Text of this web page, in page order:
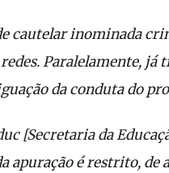
cautelar inominada
Paralelamente, já
da conduta do
[Secretaria da
apuração é restrito, de